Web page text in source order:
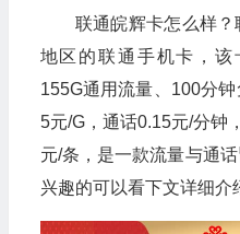
联通皖辉卡怎么样
地区的联通手机卡，
155G通用流量、100分
5元/G，通话0.15元/分钟
元/条，是一款流量与通
兴趣的可以看下文详细介